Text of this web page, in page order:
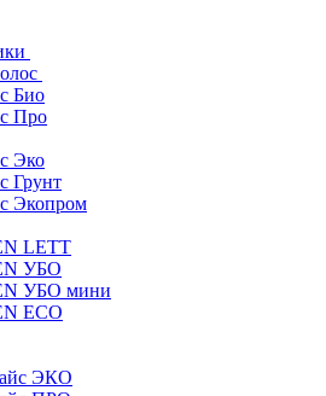
Био
Про
Эко
Грунт
Экопром
LETT
УБО
УБО мини
ECO
ЭКО